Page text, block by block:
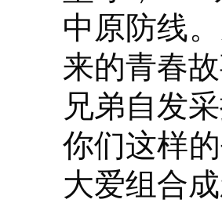
中原防线
来的青春
兄弟自发
你们这样
大爱组合